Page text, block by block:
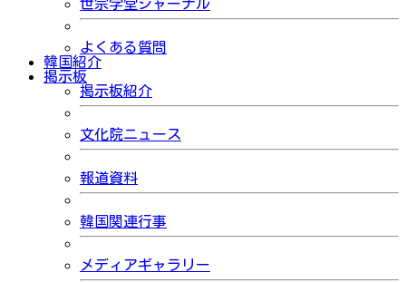
世宗学堂ジャーナル
よくある質問
韓国紹介
掲示板
掲示板紹介
文化院ニュース
報道資料
韓国関連行事
メディアギャラリー